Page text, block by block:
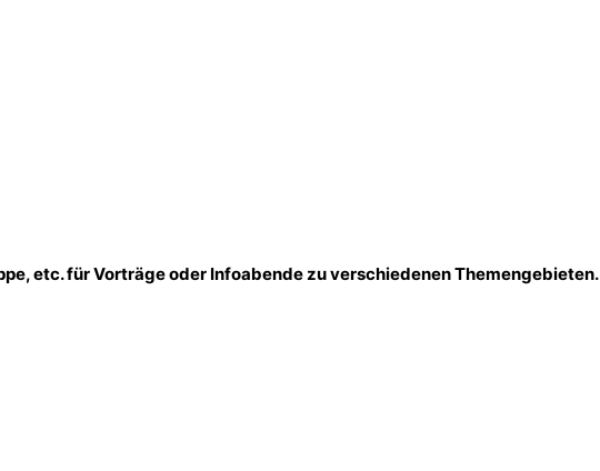
etc. für Vorträge oder Infoabende zu verschiedenen Themengebieten.